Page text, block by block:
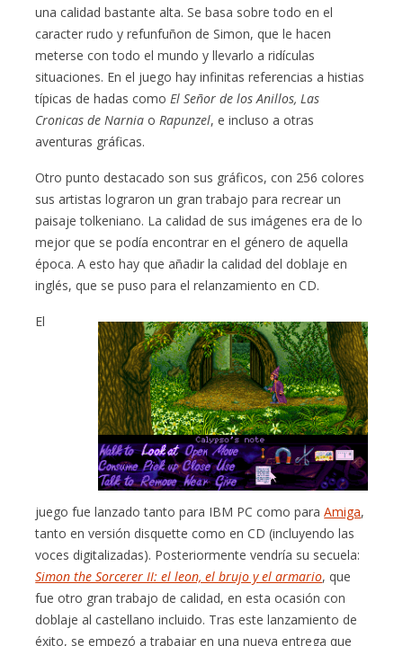
una calidad bastante alta. Se basa sobre todo en el
caracter rudo y refunfuñon de Simon, que le hacen
meterse con todo el mundo y llevarlo a ridículas
situaciones. En el juego hay infinitas referencias a histias
típicas de hadas como El Señor de los Anillos, Las
Cronicas de Narnia o Rapunzel, e incluso a otras
aventuras gráficas.
Otro punto destacado son sus gráficos, con 256 colores
sus artistas lograron un gran trabajo para recrear un
paisaje tolkeniano. La calidad de sus imágenes era de lo
mejor que se podía encontrar en el género de aquella
época. A esto hay que añadir la calidad del doblaje en
inglés, que se puso para el relanzamiento en CD.
El
juego fue lanzado tanto para IBM PC como paraAmiga,
tanto en versión disquette como en CD (incluyendo las
voces digitalizadas). Posteriormente vendría su secuela:
Simon the Sorcerer II: el leon, el brujo y el armario, que
fue otro gran trabajo de calidad, en esta ocasión con
doblaje al castellano incluido. Tras este lanzamiento de
éxito, se empezó a trabajar en una nueva entrega que